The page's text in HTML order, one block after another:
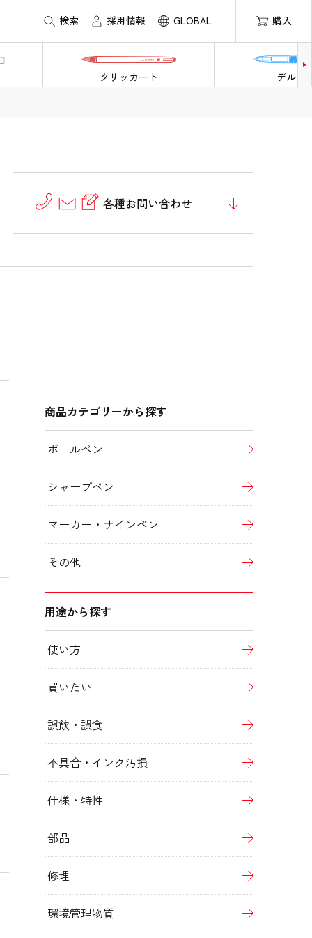
検索 採用情報 GLOBAL 購入
クリッカート デルガ
各種お問い合わせ
商品カテゴリーから探す
ボールペン
シャープペン
マーカー・サインペン
その他
用途から探す
使い方
買いたい
誤飲・誤食
不具合・インク汚損
仕様・特性
部品
修理
環境管理物質